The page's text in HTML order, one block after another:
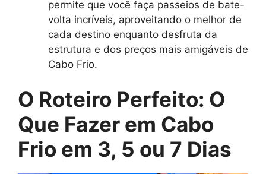
permite que você faça passeios de bate-
volta incríveis, aproveitando o melhor de
cada destino enquanto desfruta da
estrutura e dos preços mais amigáveis de
Cabo Frio.
O Roteiro Perfeito: O
Que Fazer em Cabo
Frio em 3, 5 ou 7 Dias